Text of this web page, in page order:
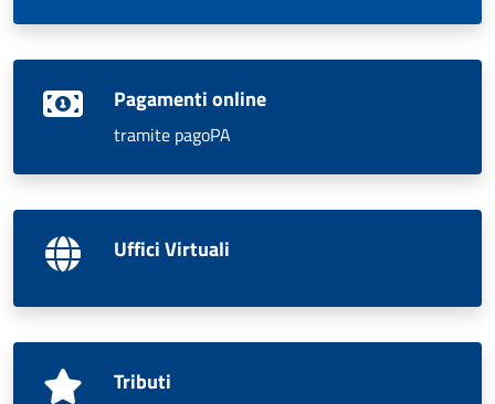
Pagamenti online
tramite pagoPA
Uffici Virtuali
Tributi